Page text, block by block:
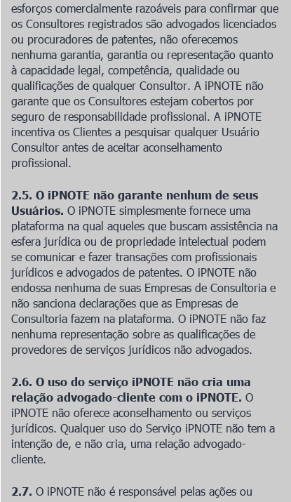
esforços comercialmente razoáveis para confirmar que
os Consultores registrados são advogados licenciados
ou procuradores de patentes, não oferecemos
nenhuma garantia, garantia ou representação quanto
à capacidade legal, competência, qualidade ou
qualificações de qualquer Consultor. A iPNOTE não
garante que os Consultores estejam cobertos por
seguro de responsabilidade profissional. A iPNOTE
incentiva os Clientes a pesquisar qualquer Usuário
Consultor antes de aceitar aconselhamento
profissional.
2.5. O iPNOTE não garante nenhum de seus
Usuários. O iPNOTE simplesmente fornece uma
plataforma na qual aqueles que buscam assistência na
esfera jurídica ou de propriedade intelectual podem
se comunicar e fazer transações com profissionais
jurídicos e advogados de patentes. O iPNOTE não
endossa nenhuma de suas Empresas de Consultoria e
não sanciona declarações que as Empresas de
Consultoria fazem na plataforma. O iPNOTE não faz
nenhuma representação sobre as qualificações de
provedores de serviços jurídicos não advogados.
2.6. O uso do serviço iPNOTE não cria uma
relação advogado-cliente com o iPNOTE. O
iPNOTE não oferece aconselhamento ou serviços
jurídicos. Qualquer uso do Serviço iPNOTE não tem a
intenção de, e não cria, uma relação advogado-
cliente.
2.7. O iPNOTE não é responsável pelas ações ou